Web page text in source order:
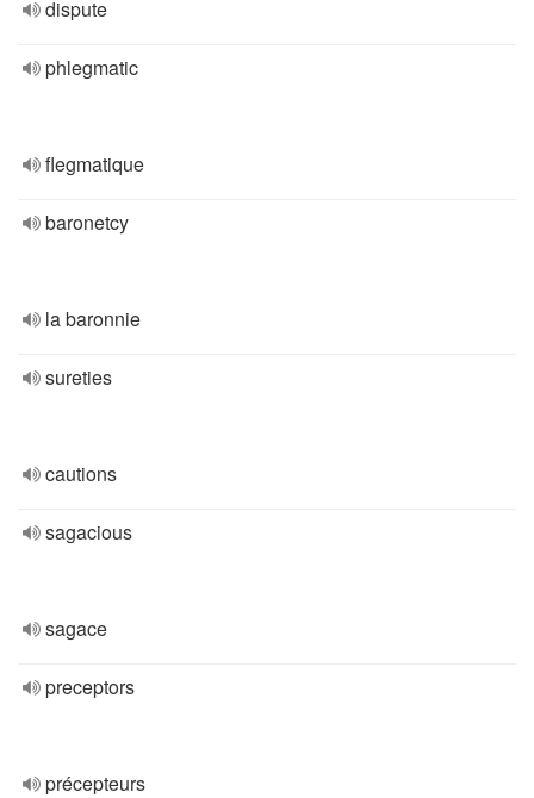
dispute
phlegmatic
flegmatique
baronetcy
la baronnie
sureties
cautions
sagacious
sagace
preceptors
précepteurs